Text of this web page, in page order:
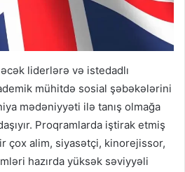
liderlərə və istedadlı
mühitdə sosial şəbəkələrini
mədəniyyəti ilə tanış olmağa
Proqramlarda iştirak etmiş
çox alim, siyasətçi, kinorejissor,
hazırda yüksək səviyyəli